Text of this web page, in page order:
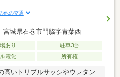
他の交通
宮城県石巻市門脇字青葉西
あり
駐車3台
電化 所有権
高いトリプルサッシやウレタン